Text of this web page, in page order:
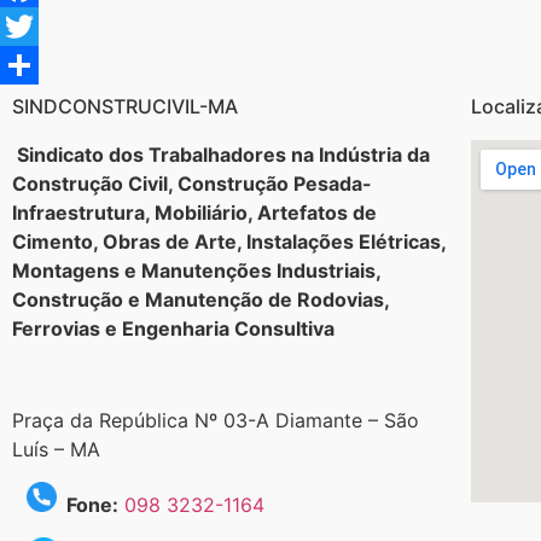
Facebook
Twitter
Share
SINDCONSTRUCIVIL-MA
Sindicato dos Trabalhadores na Indústria da
Construção Civil, Construção Pesada-
Infraestrutura, Mobiliário, Artefatos de
Cimento, Obras de Arte, Instalações Elétricas,
Montagens e Manutenções Industriais,
Construção e Manutenção de Rodovias,
Ferrovias e Engenharia Consultiva
Praça da República Nº 03-A Diamante – São
Luís – MA
Fone: 098 3232-1164